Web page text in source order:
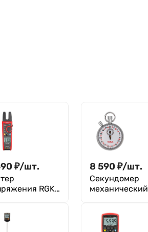
₽/шт.
RGK
8 590 ₽/шт.
Секундомер
механический